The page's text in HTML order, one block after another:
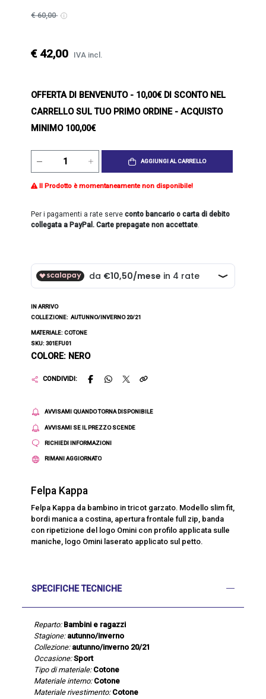
€ 60,00
€ 42,00 IVA incl.
OFFERTA DI BENVENUTO- 10,00€ DI SCONTO NEL
CARRELLO SUL TUO PRIMO ORDINE - ACQUISTO
MINIMO 100,00€
AGGIUNGI AL CARRELLO
Il Prodotto è momentaneamente non disponibile!
Per i pagamenti a rate serveconto bancario o carta di debito
collegata a PayPal. Carte prepagate non accettate.
IN ARRIVO
COLLEZIONE: AUTUNNO/INVERNO 20/21
MATERIALE: COTONE
SKU: 301EFU01
COLORE: NERO
CONDIVIDI:
AVVISAMI QUANDO TORNA DISPONIBILE
AVVISAMI SE IL PREZZO SCENDE
RICHIEDI INFORMAZIONI
RIMANI AGGIORNATO
Felpa Kappa
Felpa Kappa da bambino in tricot garzato. Modello slim fit,
bordi manica a costina, apertura frontale full zip, banda
con ripetizione del logo Omini con profilo applicata sulle
maniche, logo Omini laserato applicato sul petto.
SPECIFICHE TECNICHE
Reparto: Bambini e ragazzi
Stagione: autunno/inverno
Collezione: autunno/inverno 20/21
Occasione: Sport
Tipo di materiale: Cotone
Materiale interno: Cotone
Materiale rivestimento: Cotone